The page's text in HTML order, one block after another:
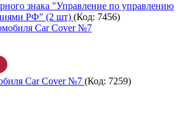
знака "Управление по управлению
РФ" (2 шт) (Код: 7456)
Car Cover №7 (Код: 7259)